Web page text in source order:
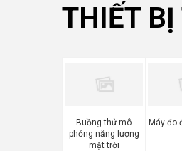
THIẾT BỊ
Buồng thử mô
phỏng năng lượng
mặt trời
Máy đo